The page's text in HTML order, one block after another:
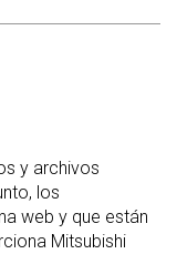
y archivos
los
web y que están
Mitsubishi